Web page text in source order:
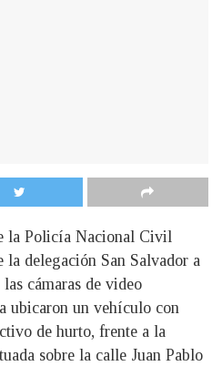
la Policía Nacional Civil
la delegación San Salvador a
las cámaras de video
ubicaron un vehículo con
de hurto, frente a la
sobre la calle Juan Pablo